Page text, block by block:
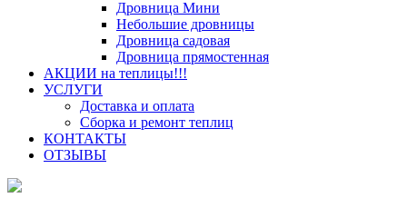
Дровница Мини
Небольшие дровницы
Дровница садовая
Дровница прямостенная
АКЦИИ на теплицы!!!
УСЛУГИ
Доставка и оплата
Сборка и ремонт теплиц
КОНТАКТЫ
ОТЗЫВЫ